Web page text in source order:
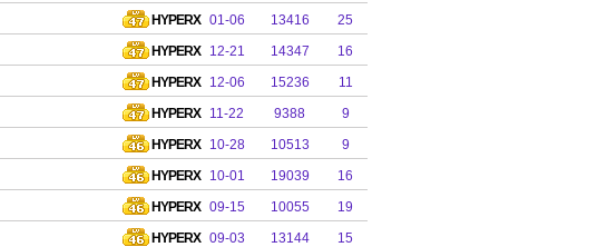
HYPERX 01-06 13416
25
HYPERX 12-21 14347
16
HYPERX 12-06 15236
11
HYPERX 11-22 9388
9
HYPERX 10-28 10513
9
HYPERX 10-01 19039
16
HYPERX 09-15 10055
19
HYPERX 09-03 13144
15